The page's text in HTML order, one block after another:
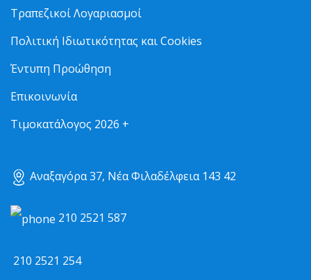
Τραπεζικοί Λογαριασμοί
Πολιτική Ιδιωτικότητας και Cookies
Έντυπη Προώθηση
Επικοινωνία
Τιμοκατάλογος 2026 +
Αναξαγόρα 37, Νέα Φιλαδέλφεια 143 42
210 2521 587
210 2521 254